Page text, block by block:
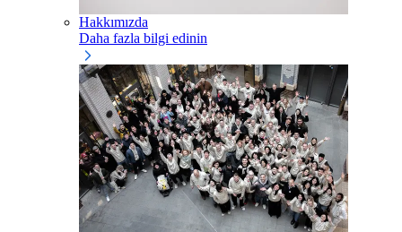
Hakkımızda
Daha fazla bilgi edinin